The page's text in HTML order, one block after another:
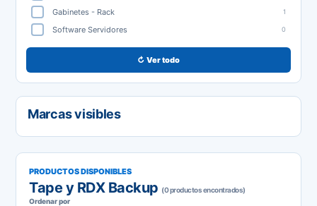
Gabinetes - Rack 1
Software Servidores 0
↻ Ver todo
Marcas visibles
PRODUCTOS DISPONIBLES
Tape y RDX Backup (0 productos encontrados)
Ordenar por